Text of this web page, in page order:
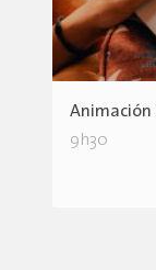
Animación
9h30